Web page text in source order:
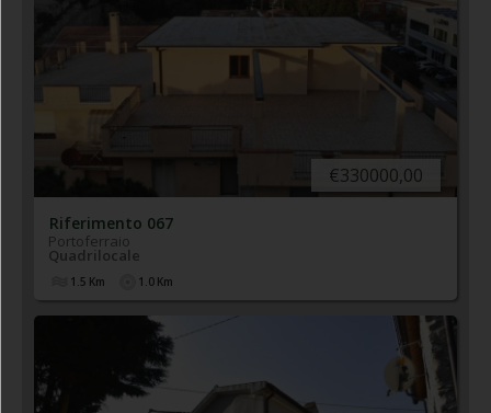
€330000,00
Riferimento 067
Portoferraio
Quadrilocale
1.5 Km 1.0 Km